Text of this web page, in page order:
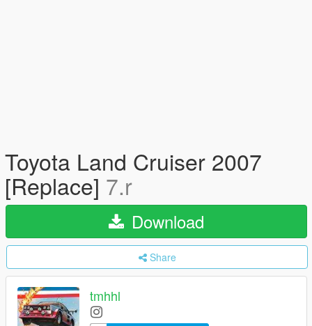
Toyota Land Cruiser 2007
[Replace] 7.r
Download
Share
tmhhl